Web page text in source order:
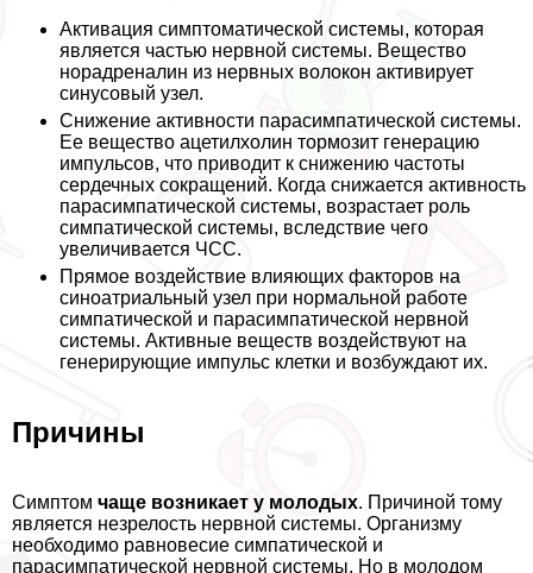
Активация симптоматической системы, которая
является частью нервной системы. Вещество
норадреналин из нервных волокон активирует
синусовый узел.
Снижение активности парасимпатической системы.
Ее вещество ацетилхолин тормозит генерацию
импульсов, что приводит к снижению частоты
сердечных сокращений. Когда снижается активность
парасимпатической системы, возрастает роль
симпатической системы, вследствие чего
увеличивается ЧСС.
Прямое воздействие влияющих факторов на
синоатриальный узел при нормальной работе
симпатической и парасимпатической нервной
системы. Активные веществ воздействуют на
генерирующие импульс клетки и возбуждают их.
Причины
Симптом чаще возникает у молодых. Причиной тому
является незрелость нервной системы. Организму
необходимо равновесие симпатической и
парасимпатической нервной системы. Но в молодом